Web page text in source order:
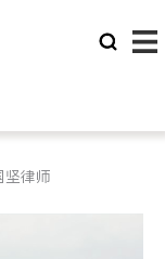
坚律师